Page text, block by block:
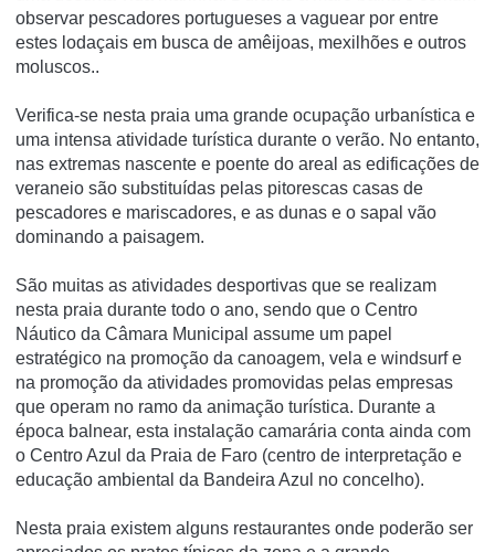
observar pescadores portugueses a vaguear por entre
estes lodaçais em busca de amêijoas, mexilhões e outros
moluscos..
Verifica-se nesta praia uma grande ocupação urbanística e
uma intensa atividade turística durante o verão. No entanto,
nas extremas nascente e poente do areal as edificações de
veraneio são substituídas pelas pitorescas casas de
pescadores e mariscadores, e as dunas e o sapal vão
dominando a paisagem.
São muitas as atividades desportivas que se realizam
nesta praia durante todo o ano, sendo que o Centro
Náutico da Câmara Municipal assume um papel
estratégico na promoção da canoagem, vela e windsurf e
na promoção da atividades promovidas pelas empresas
que operam no ramo da animação turística. Durante a
época balnear, esta instalação camarária conta ainda com
o Centro Azul da Praia de Faro (centro de interpretação e
educação ambiental da Bandeira Azul no concelho).
Nesta praia existem alguns restaurantes onde poderão ser